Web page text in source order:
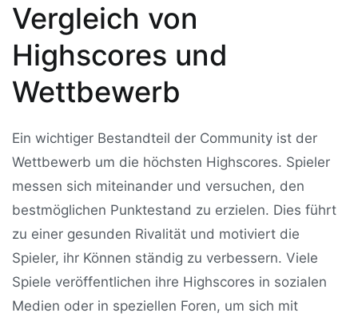
Vergleich von
Highscores und
Wettbewerb
Ein wichtiger Bestandteil der Community ist der
Wettbewerb um die höchsten Highscores. Spieler
messen sich miteinander und versuchen, den
bestmöglichen Punktestand zu erzielen. Dies führt
zu einer gesunden Rivalität und motiviert die
Spieler, ihr Können ständig zu verbessern. Viele
Spiele veröffentlichen ihre Highscores in sozialen
Medien oder in speziellen Foren, um sich mit